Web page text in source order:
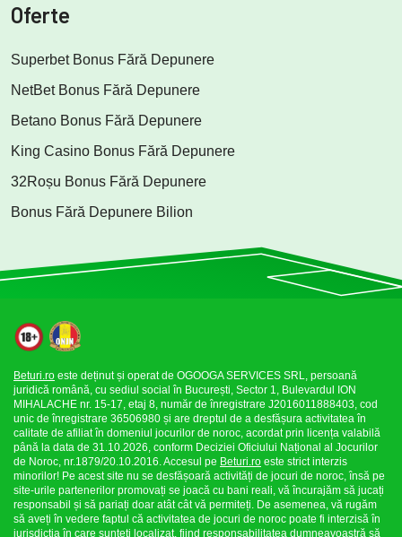
Oferte
Superbet Bonus Fără Depunere
NetBet Bonus Fără Depunere
Betano Bonus Fără Depunere
King Casino Bonus Fără Depunere
32Roșu Bonus Fără Depunere
Bonus Fără Depunere Bilion
Beturi.ro este deținut și operat de OGOOGA SERVICES SRL, persoană
juridică română, cu sediul social în București, Sector 1, Bulevardul ION
MIHALACHE nr. 15-17, etaj 8, număr de înregistrare J2016011888403, cod
unic de înregistrare 36506980 și are dreptul de a desfășura activitatea în
calitate de afiliat în domeniul jocurilor de noroc, acordat prin licența valabilă
până la data de 31.10.2026, conform Deciziei Oficiului Național al Jocurilor
de Noroc, nr.1879/20.10.2016. Accesul pe Beturi.ro este strict interzis
minorilor! Pe acest site nu se desfășoară activități de jocuri de noroc, însă pe
site-urile partenerilor promovați se joacă cu bani reali, vă încurajăm să jucați
responsabil și să pariați doar atât cât vă permiteți. De asemenea, vă rugăm
să aveți în vedere faptul că activitatea de jocuri de noroc poate fi interzisă în
jurisdicția în care sunteți localizat, fiind responsabilitatea dumneavoastră să